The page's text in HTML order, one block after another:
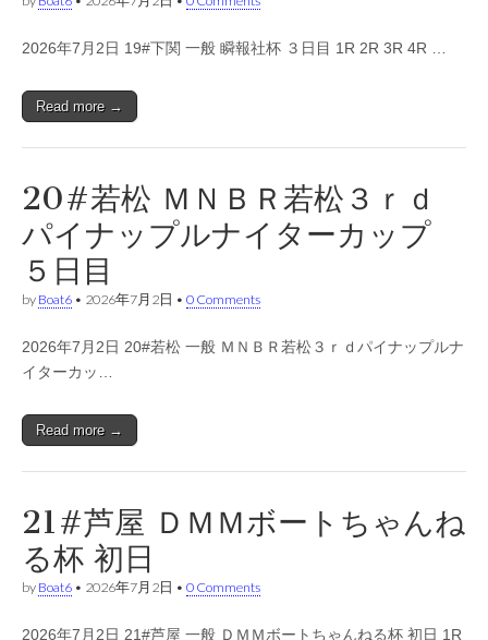
2026年7月2日 19#下関 一般 瞬報社杯 ３日目 1R 2R 3R 4R …
Read more →
20#若松 ＭＮＢＲ若松３ｒｄ
パイナップルナイターカップ
５日目
by Boat6 • 2026年7月2日 • 0 Comments
2026年7月2日 20#若松 一般 ＭＮＢＲ若松３ｒｄパイナップルナ
イターカッ…
Read more →
21#芦屋 ＤＭＭボートちゃんね
る杯 初日
by Boat6 • 2026年7月2日 • 0 Comments
2026年7月2日 21#芦屋 一般 ＤＭＭボートちゃんねる杯 初日 1R